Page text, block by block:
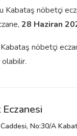
nöbetçi
28 Haziran
nöbetçi
No:30/A